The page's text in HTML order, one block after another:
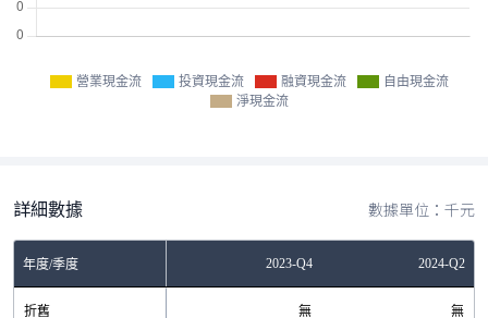
營業現金流 投資現金流 融資現金流
自由現金流
淨現金流
詳細數據 數據單位：千元
年度/季度 2023-Q4 2024-Q2
折舊 無 無